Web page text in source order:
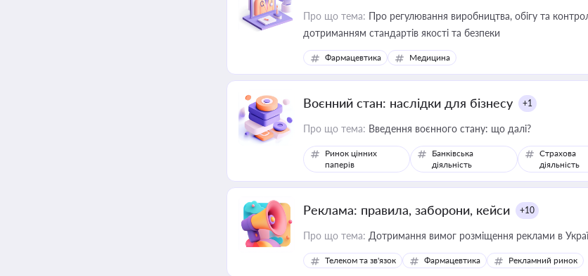
Про що тема: Про регулювання виробництва, обігу та
дотриманням стандартів якості та безпеки
Фармацевтика Медицина
Воєнний стан: наслідки для бізнесу +1
Про що тема: Введення воєнного стану: що далі?
Ринок цінних
паперів
Банківська
діяльність
Страхова
діяльність
Реклама: правила, заборони, кейси +10
Про що тема: Дотримання вимог розміщення реклами в
Телеком та зв'язок Фармацевтика Рекламний ринок